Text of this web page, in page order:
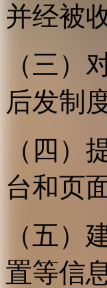
并经被
（三）
后发制
（四）
台和页
（五）
置等信